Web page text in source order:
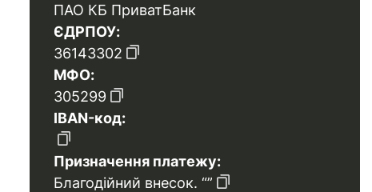
ПАО КБ ПриватБанк
ЄДРПОУ:
36143302
МФО:
305299
IBAN-код:
Призначення платежу:
Благодійний внесок. “”